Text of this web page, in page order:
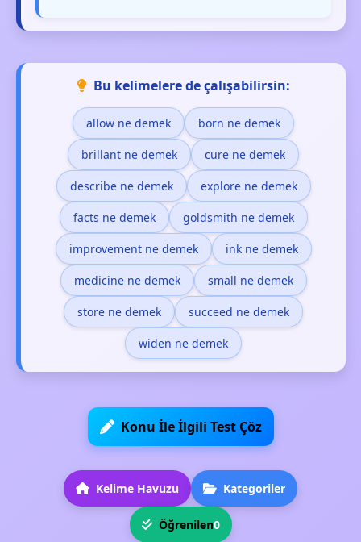
Bu kelimelere de çalışabilirsin:
allow ne demek born ne demek
brillant ne demek cure ne demek
describe ne demek explore ne demek
facts ne demek goldsmith ne demek
improvement ne demek ink ne demek
medicine ne demek small ne demek
store ne demek succeed ne demek
widen ne demek
Konu İle İlgili Test Çöz
Kelime Havuzu Kategoriler
Öğrenilen0